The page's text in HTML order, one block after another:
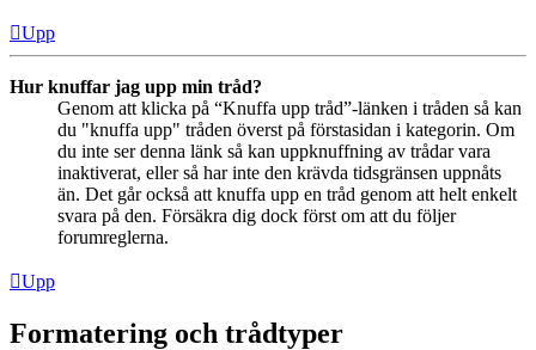
Upp
Hur knuffar jag upp min tråd?
Genom att klicka på “Knuffa upp tråd”-länken i tråden så kan
du "knuffa upp" tråden överst på förstasidan i kategorin. Om
du inte ser denna länk så kan uppknuffning av trådar vara
inaktiverat, eller så har inte den krävda tidsgränsen uppnåts
än. Det går också att knuffa upp en tråd genom att helt enkelt
svara på den. Försäkra dig dock först om att du följer
forumreglerna.
Upp
Formatering och trådtyper